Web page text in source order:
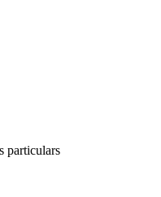
particulars